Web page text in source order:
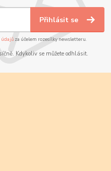
Přihlásit se
údajůza účelem rozesílky newsletteru.
Kdykoliv se můžete odhlásit.